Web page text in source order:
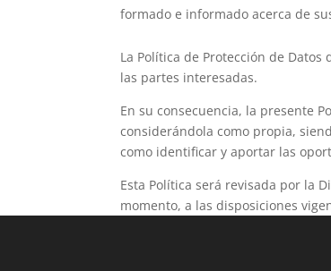
formado e informado acerca de
La Política de Protección de Datos
las partes interesadas.
En su consecuencia, la presente
considerándola como propia,
como identificar y aportar las
Esta Política será revisada por la
momento, a las disposiciones